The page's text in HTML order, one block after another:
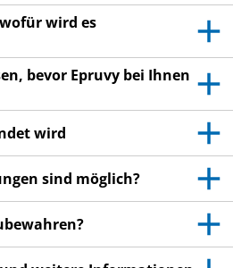
wichtige Informationen.
auf. Vielleicht
später nochmals lesen.
haben, wenden Sie sich
bemerken, wenden Sie
nicht in dieser
sind. Siehe Abschnitt
wird es
bevor Epruvy bei Ihnen
wird
sind möglich?